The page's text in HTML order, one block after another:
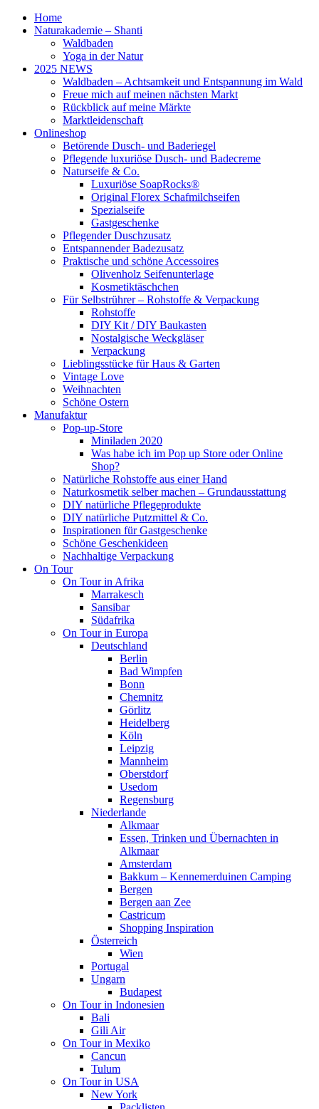
Home
Naturakademie – Shanti
Waldbaden
Yoga in der Natur
2025 NEWS
Waldbaden – Achtsamkeit und Entspannung im Wald
Freue mich auf meinen nächsten Markt
Rückblick auf meine Märkte
Marktleidenschaft
Onlineshop
Betörende Dusch- und Baderiegel
Pflegende luxuriöse Dusch- und Badecreme
Naturseife & Co.
Luxuriöse SoapRocks®
Original Florex Schafmilchseifen
Spezialseife
Gastgeschenke
Pflegender Duschzusatz
Entspannender Badezusatz
Praktische und schöne Accessoires
Olivenholz Seifenunterlage
Kosmetiktäschchen
Für Selbstrührer – Rohstoffe & Verpackung
Rohstoffe
DIY Kit / DIY Baukasten
Nostalgische Weckgläser
Verpackung
Lieblingsstücke für Haus & Garten
Vintage Love
Weihnachten
Schöne Ostern
Manufaktur
Pop-up-Store
Miniladen 2020
Was habe ich im Pop up Store oder Online
Shop?
Natürliche Rohstoffe aus einer Hand
Naturkosmetik selber machen – Grundausstattung
DIY natürliche Pflegeprodukte
DIY natürliche Putzmittel & Co.
Inspirationen für Gastgeschenke
Schöne Geschenkideen
Nachhaltige Verpackung
On Tour
On Tour in Afrika
Marrakesch
Sansibar
Südafrika
On Tour in Europa
Deutschland
Berlin
Bad Wimpfen
Bonn
Chemnitz
Görlitz
Heidelberg
Köln
Leipzig
Mannheim
Oberstdorf
Usedom
Regensburg
Niederlande
Alkmaar
Essen, Trinken und Übernachten in
Alkmaar
Amsterdam
Bakkum – Kennemerduinen Camping
Bergen
Bergen aan Zee
Castricum
Shopping Inspiration
Österreich
Wien
Portugal
Ungarn
Budapest
On Tour in Indonesien
Bali
Gili Air
On Tour in Mexiko
Cancun
Tulum
On Tour in USA
New York